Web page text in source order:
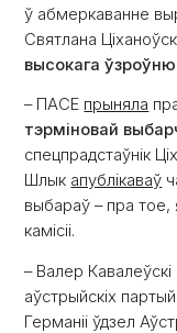
ў абмеркаванне
Святлана
высокага
– ПАСЕ прыняла
тэрміновай
спецпрадстаўнік
Шлык апублікаваў
выбараў – пра
камісіі.
– Валер
аўстрыйскіх
Германіі ўдзел